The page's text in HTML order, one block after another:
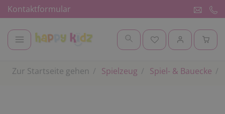
Kontaktformular
Zur Startseite gehen Spielzeug Spiel- & Bauecke